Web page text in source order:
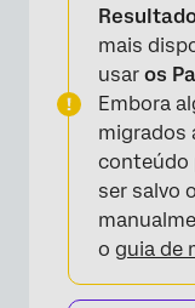
Salvando e
Condições
Perguntas
mais
usar os
Embora
migrados
conteúdo
ser salvo
o guia de